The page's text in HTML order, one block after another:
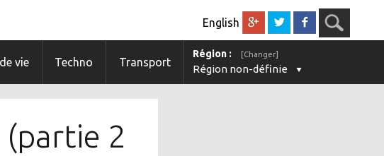
English
vie Techno Transport
Région : [Changer]
Région non-définie
(partie 2